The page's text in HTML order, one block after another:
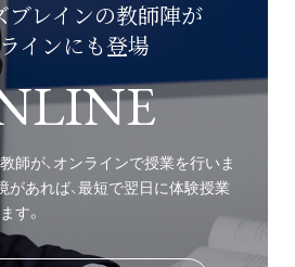
ブレインの教師陣が
インにも登場
師が、オンラインで授業を行いま
があれば、最短で翌日に体験授業
す。